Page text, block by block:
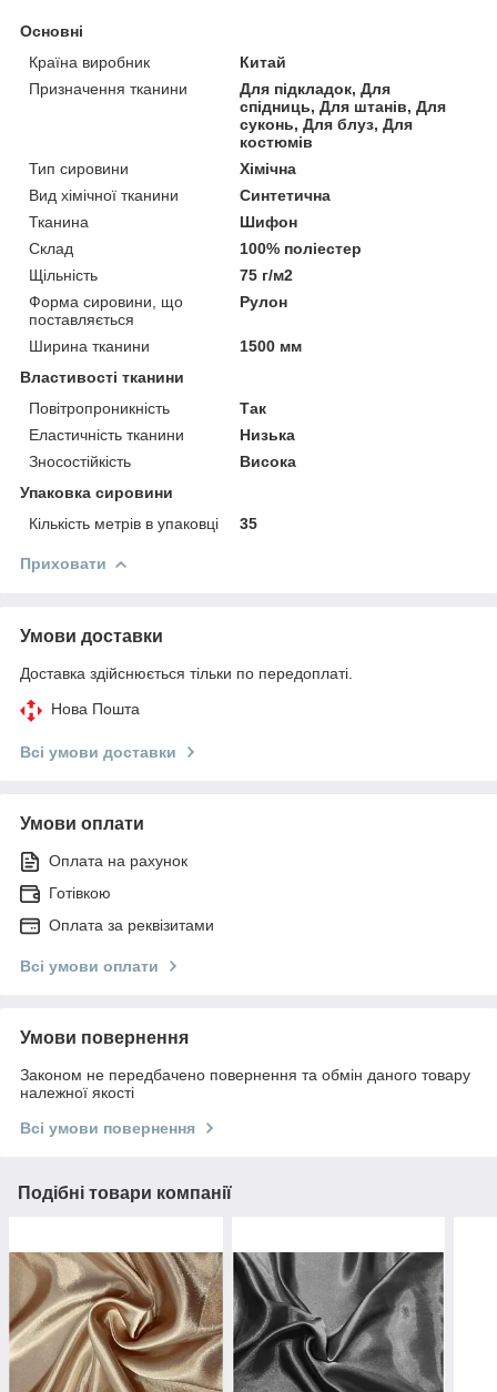
Основні
Країна виробник
Китай
Призначення тканини
Для підкладок, Для
спідниць, Для штанів, Для
суконь, Для блуз, Для
костюмів
Тип сировини
Хімічна
Вид хімічної тканини
Синтетична
Тканина
Шифон
Склад
100% поліестер
Щільність
75 г/м2
Форма сировини, що
поставляється
Рулон
Ширина тканини
1500 мм
Властивості тканини
Повітропроникність
Так
Еластичність тканини
Низька
Зносостійкість
Висока
Упаковка сировини
Кількість метрів в упаковці
35
Приховати
Умови доставки
Доставка здійснюється тільки по передоплаті.
Нова Пошта
Всі умови доставки
Умови оплати
Оплата на рахунок
Готівкою
Оплата за реквізитами
Всі умови оплати
Умови повернення
Законом не передбачено повернення та обмін даного товару
належної якості
Всі умови повернення
Подібні товари компанії